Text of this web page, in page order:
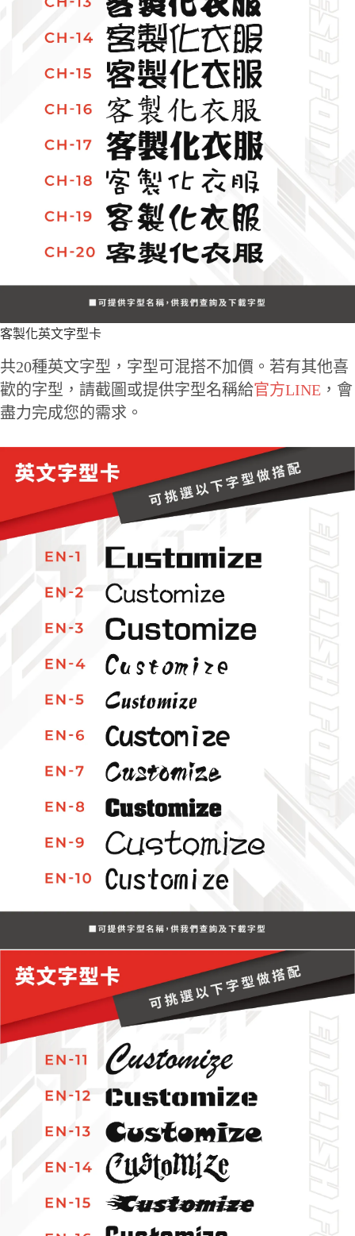
客製化英文字型卡
共20種英文字型，字型可混搭不加價。若有其他喜
歡的字型，請截圖或提供字型名稱給官方LINE ，會
盡力完成您的需求。